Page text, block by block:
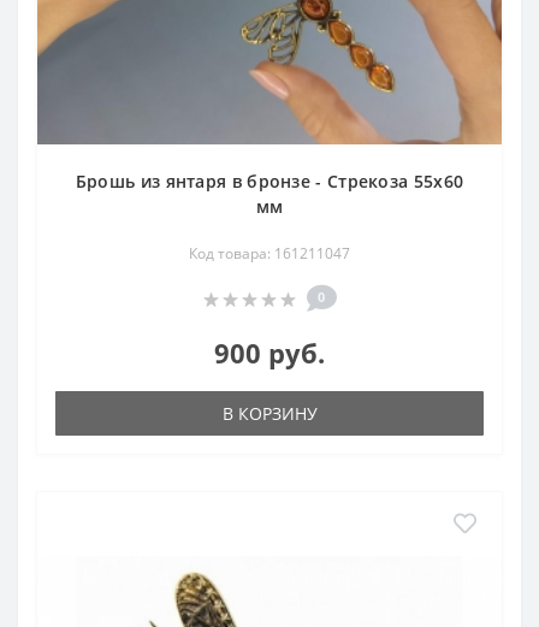
Брошь из янтаря в бронзе - Стрекоза 55х60
мм
Код товара: 161211047
0
900 руб.
В КОРЗИНУ